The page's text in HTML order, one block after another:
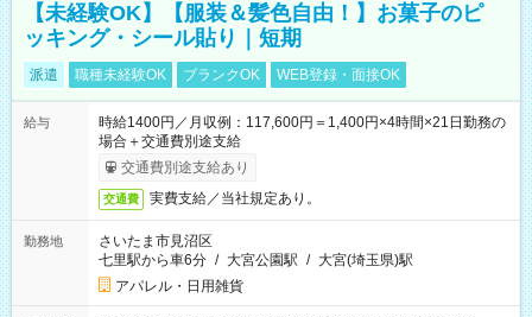
【未経験OK】【服装＆髪色自由！】お菓子のピ
ッキング・シール貼り｜短期
派遣 職種未経験OK ブランクOK WEB登録・面接OK
給与
時給1400円／月収例：117,600円＝1,400円×4時間×21日勤務の
場合＋交通費別途支給
交通費別途支給あり
交通費 実費支給／当社規定あり。
勤務地
さいたま市見沼区
七里駅から車6分 / 大宮公園駅 / 大宮(埼玉県)駅
アパレル・日用雑貨